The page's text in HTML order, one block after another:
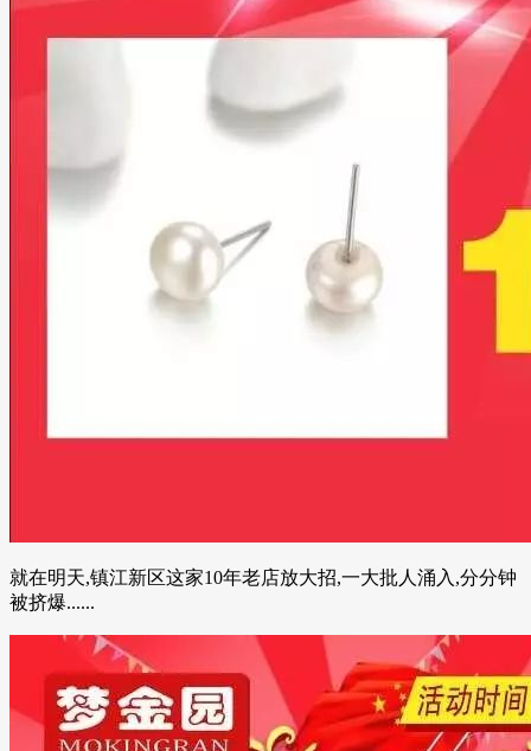
就在明天,镇江新区这家10年老店放大招,一大批人涌入,分分钟
被挤爆......